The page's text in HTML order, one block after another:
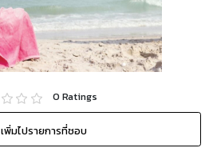
0 Ratings
เพิ่มไปรายการที่ชอบ